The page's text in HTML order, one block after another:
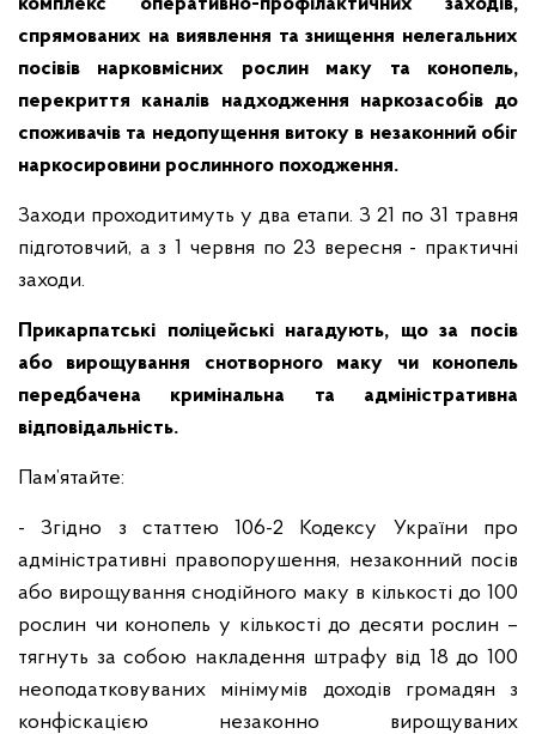
спрямованих на виявлення та знищення нелегальних
посівів нарковмісних рослин маку та конопель,
перекриття каналів надходження наркозасобів до
споживачів та недопущення витоку в незаконний обіг
наркосировини рослинного походження.
Заходи проходитимуть у два етапи. З 21 по 31 травня
підготовчий, а з 1 червня по 23 вересня - практичні
заходи.
Прикарпатські поліцейські нагадують, що за посів
або вирощування снотворного маку чи конопель
передбачена кримінальна та адміністративна
відповідальність.
Пам’ятайте:
- Згідно з статтею 106-2 Кодексу України про
адміністративні правопорушення, незаконний посів
або вирощування снодійного маку в кількості до 100
рослин чи конопель у кількості до десяти рослин –
тягнуть за собою накладення штрафу від 18 до 100
неоподатковуваних мінімумів доходів громадян з
конфіскацією незаконно вирощуваних